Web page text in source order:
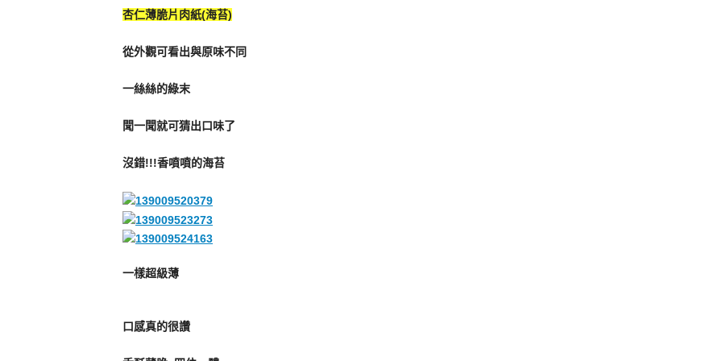
杏仁薄脆片肉紙(海苔)
從外觀可看出與原味不同
一絲絲的綠末
聞一聞就可猜出口味了
沒錯!!!香噴噴的海苔
一樣超級薄
口感真的很讚